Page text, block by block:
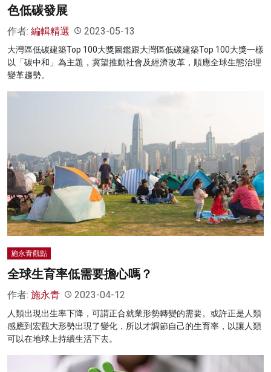
色低碳發展
作者: 編輯精選 2023-05-13
大灣區低碳建築Top 100大獎圖鑑跟大灣區低碳建築Top 100大獎一樣
以「碳中和」為主題，冀望推動社會及經濟改革，順應全球生態治理
變革趨勢。
施永青觀點
全球生育率低需要擔心嗎？
作者: 施永青 2023-04-12
人類出現出生率下降，可謂正合就業形勢轉變的需要。或許正是人類
感應到宏觀大形勢出現了變化，所以才調節自己的生育率，以讓人類
可以在地球上持續生活下去。